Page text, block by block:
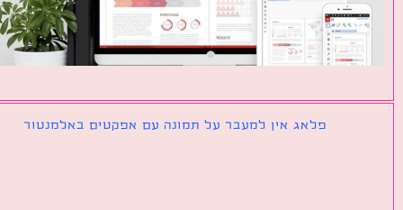
פלאג אין למעבר על תמונה עם אפקטים באלמנטור